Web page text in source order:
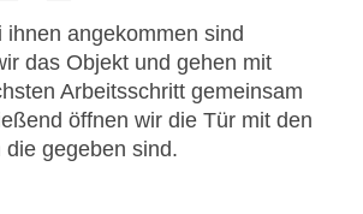
ihnen angekommen sind
das Objekt und gehen mit
Arbeitsschritt gemeinsam
öffnen wir die Tür mit den
die gegeben sind.